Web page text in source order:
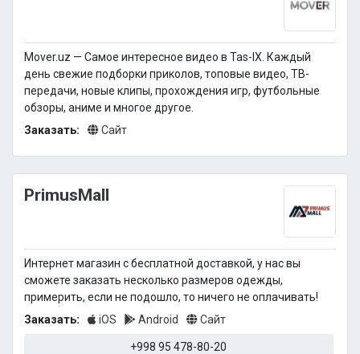
Mover.uz — Самое интересное видео в Tas-IX. Каждый
день свежие подборки приколов, топовые видео, ТВ-
передачи, новые клипы, прохождения игр, футбольные
обзоры, аниме и многое другое.
Заказать:
Сайт
PrimusMall
Интернет магазин с бесплатной доставкой, у нас вы
сможете заказать несколько размеров одежды,
примерить, если не подошло, то ничего не оплачивать!
Заказать:
iOS Android Сайт
+998 95 478-80-20